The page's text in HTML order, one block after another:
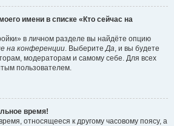
имени в списке «Кто сейчас на
в личном разделе вы найдёте опцию
на конференции. ВыберитеДа, и вы будете
модераторам и самому себе. Для всех
пользователем.
время!
относящееся к другому часовому поясу, а